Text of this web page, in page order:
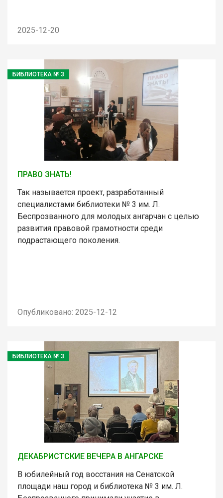
2025-12-20
БИБЛИОТЕКА № 3
ПРАВО ЗНАТЬ!
Так называется проект, разработанный
специалистами библиотеки № 3 им. Л.
Беспрозванного для молодых ангарчан с целью
развития правовой грамотности среди
подрастающего поколения.
Опубликовано: 2025-12-12
БИБЛИОТЕКА № 3
ДЕКАБРИСТСКИЕ ВЕЧЕРА В АНГАРСКЕ
В юбилейный год восстания на Сенатской
площади наш город и библиотека № 3 им. Л.